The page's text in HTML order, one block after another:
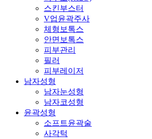
스킨부스터
V업윤곽주사
체형보톡스
안면보톡스
피부관리
필러
피부레이저
남자성형
남자눈성형
남자코성형
윤곽성형
소프트윤곽술
사각턱